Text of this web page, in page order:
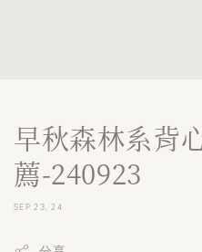
早秋森林系背
薦-240923
SEP 23, 24